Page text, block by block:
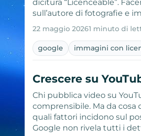
dicitura “Licenceable”.
sull’autore di fotografie e
22 maggio 20261 minuto di
google immagini con
Crescere su
Chi pubblica video su
comprensibile. Ma da
quali fattori incidono sul
Google non rivela tutti i